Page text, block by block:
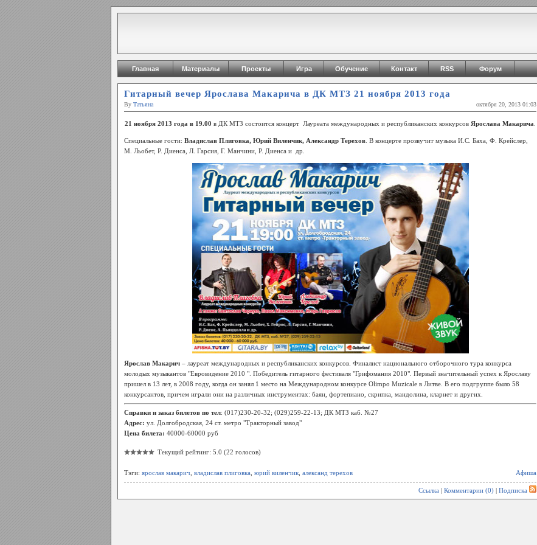
Главная Материалы Проекты Игра Обучение Контакт RSS Форум
Гитарный вечер Ярослава Макарича в ДК МТЗ 21 ноября 2013 года
By Татьяна октября 20, 2013 01:03
21 ноября 2013 года в 19.00 в ДК МТЗ состоится концерт Лауреата международных и республиканских конкурсов Ярослава Макарича
Специальные гости: Владислав Плиговка, Юрий Виленчик, Александр Терехов . В концерте прозвучит музыка И.С. Баха, Ф. Крейслер,
М. Льобет, Р. Диенса, Л. Гарсия, Г. Манчини, Р. Диенса и др.
Ярослав Макарич – лауреат международных и республиканских конкурсов. Финалист национального отборочного тура конкурса
молодых музыкантов "Евровидение 2010 ". Победитель гитарного фестиваля "Грифомания 2010". Первый значительный успех к Ярославу
пришел в 13 лет, в 2008 году, когда он занял 1 место на Международном конкурсе Olimpo Muzicale в Литве. В его подгруппе было 58
конкурсантов, причем играли они на различных инструментах: баян, фортепиано, скрипка, мандолина, кларнет и других.
Справки и заказ билетов по тел: (017)230-20-32; (029)259-22-13; ДК МТЗ каб. №27
Адрес: ул. Долгобродская, 24 ст. метро "Тракторный завод"
Цена билета: 40000-60000 руб
Текущий рейтинг: 5.0 (22 голосов)
Тэги: ярослав макарич владислав плиговка юрий виленчик александ терехов Афиша
Ссылка | Комментарии (0) | Подписка